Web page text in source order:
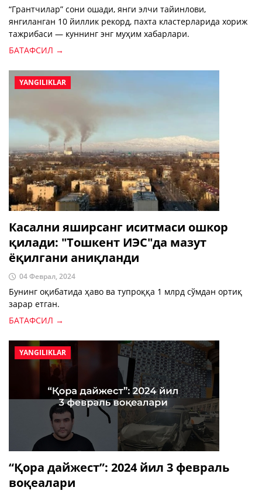
“Грантчилар” сони ошади, янги элчи тайинлови,
янгиланган 10 йиллик рекорд, пахта кластерларида хориж
тажрибаси — куннинг энг муҳим хабарлари.
БАТАФСИЛ →
YANGILIKLAR
Касални яширсанг иситмаси ошкор
қилади: "Тошкент ИЭС"да мазут
ёқилгани аниқланди
04 Феврал, 2024
Бунинг оқибатида ҳаво ва тупроққа 1 млрд сўмдан ортиқ
зарар етган.
БАТАФСИЛ →
YANGILIKLAR
“Қора дайжест”: 2024 йил 3 февраль
воқеалари